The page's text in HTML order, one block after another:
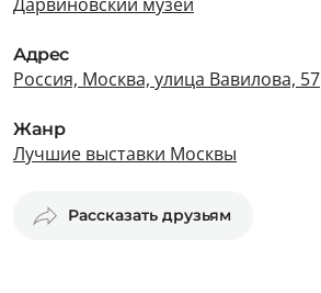
Адрес
Россия, Москва, улица Вавилова, 57
Жанр
Лучшие выставки Москвы
Рассказать друзьям